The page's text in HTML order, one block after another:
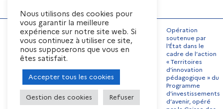
Mentions Légales
d’utilisation
Préférences de cookies
Contact
Offres d’emplois
Opération
soutenue par
l’État dans le
cadre de l’action
« Territoires
d’innovation
pédagogique » du
Programme
d’investissements
d’avenir, opéré
Nous utilisons des cookies pour
vous garantir la meilleure
expérience sur notre site web. Si
vous continuez à utiliser ce site,
nous supposerons que vous en
êtes satisfait.
Accepter tous les cookies
Gestion des cookies Refuser